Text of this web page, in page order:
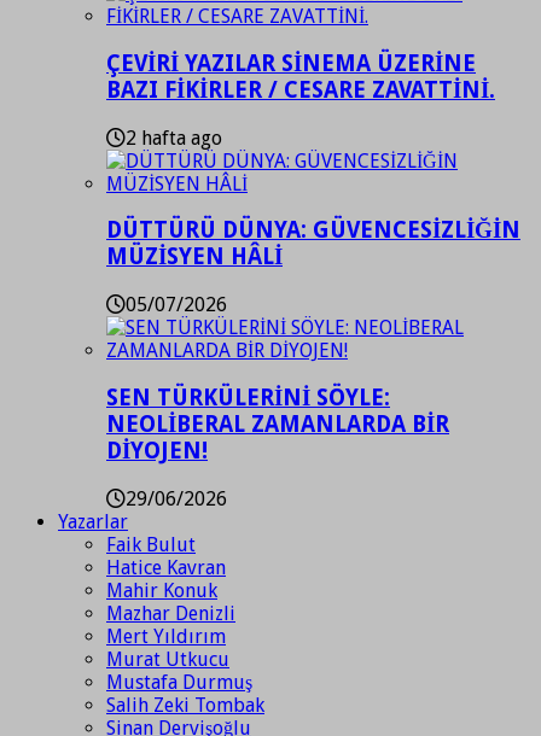
ÇEVİRİ YAZILAR SİNEMA ÜZERİNE
BAZI FİKİRLER / CESARE ZAVATTİNİ.
2 hafta ago
DÜTTÜRÜ DÜNYA: GÜVENCESİZLİĞİN
MÜZİSYEN HÂLİ
05/07/2026
SEN TÜRKÜLERİNİ SÖYLE:
NEOLİBERAL ZAMANLARDA BİR
DİYOJEN!
29/06/2026
Yazarlar
Faik Bulut
Hatice Kavran
Mahir Konuk
Mazhar Denizli
Mert Yıldırım
Murat Utkucu
Mustafa Durmuş
Salih Zeki Tombak
Sinan Dervişoğlu